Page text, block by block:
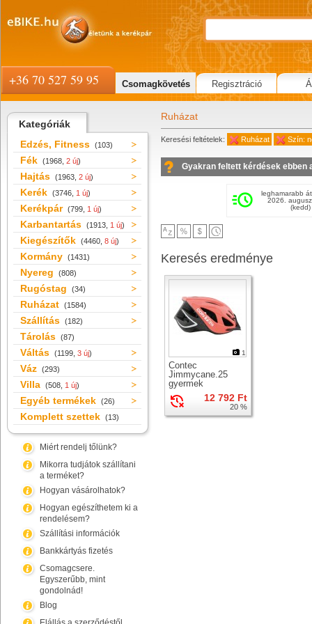
Kategóriák
Edzés, Fitness (103)
Fék (1968, 2 új)
Hajtás (1963, 2 új)
Kerék (3746, 1 új)
Kerékpár (799, 1 új)
Karbantartás (1913, 1 új)
Kiegészítők (4460, 8 új)
Kormány (1431)
Nyereg (808)
Rugóstag (34)
Ruházat (1584)
Szállítás (182)
Tárolás (87)
Váltás (1199, 3 új)
Váz (293)
Villa (508, 1 új)
Egyéb termékek (26)
Komplett szettek (13)
Miért rendelj tőlünk?
Mikorra tudjátok szállítani
a terméket?
Hogyan vásárolhatok?
Hogyan egészíthetem ki a
rendelésem?
Szállítási információk
Bankkártyás fizetés
Csomagcsere.
Egyszerűbb, mint
gondolnád!
Blog
Ruházat
Keresési feltételek: Ruházat Szín:
Gyakran feltett kérdések ebben
leghamarabb
2026.
(kedd)
Keresés eredménye
1
Contec
Jimmycane.25
gyermek
kerékpáros sisak
12 792 Ft
20 %
+36 70 527 59 95 Csomagkövetés Regisztráció